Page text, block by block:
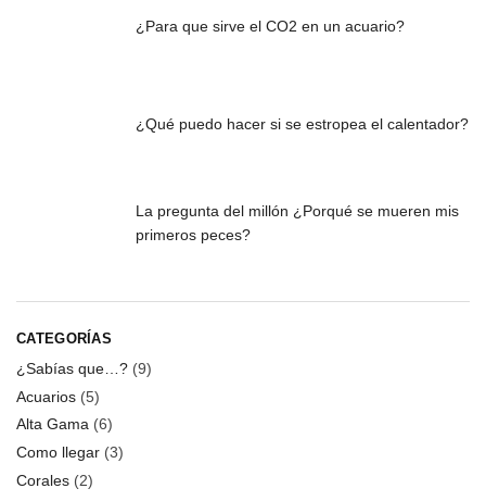
¿Para que sirve el CO2 en un acuario?
¿Qué puedo hacer si se estropea el calentador?
La pregunta del millón ¿Porqué se mueren mis
primeros peces?
CATEGORÍAS
¿Sabías que…? (9)
Acuarios (5)
Alta Gama (6)
Como llegar (3)
Corales (2)